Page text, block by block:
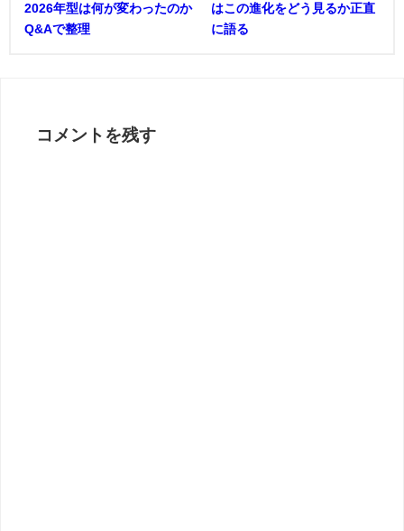
2026年型は何が変わったのか
Q&Aで整理
はこの進化をどう見るか正直
に語る
コメントを残す